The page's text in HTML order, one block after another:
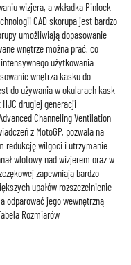
wizjera, a wkładka Pinlock
CAD skorupa jest bardzo
umożliwiają dopasowanie
wnętrze można prać, co
użytkowania
wnętrza kasku do
do używania w okularach kask
drugiej generacji
Channeling Ventilation
z MotoGP, pozwala na
redukcję wilgoci i utrzymanie
wlotowy nad wizjerem oraz w
zapewniają bardzo
upałów rozszczelnienie
odparować jego wewnętrzną
Rozmiarów